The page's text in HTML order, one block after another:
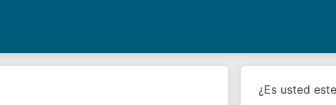
¿Es usted